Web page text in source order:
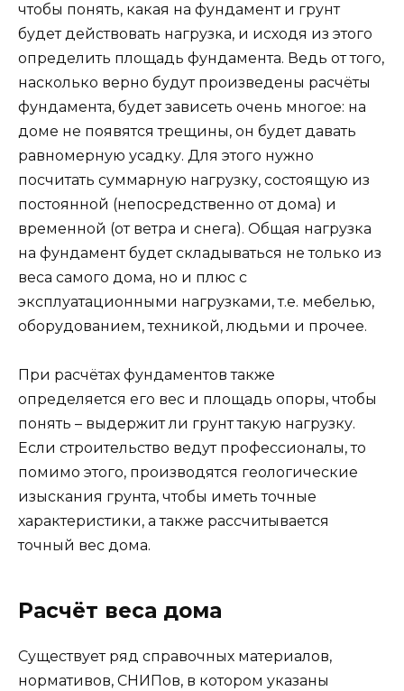
чтобы понять, какая на фундамент и грунт
будет действовать нагрузка, и исходя из этого
определить площадь фундамента. Ведь от того,
насколько верно будут произведены расчёты
фундамента, будет зависеть очень многое: на
доме не появятся трещины, он будет давать
равномерную усадку. Для этого нужно
посчитать суммарную нагрузку, состоящую из
постоянной (непосредственно от дома) и
временной (от ветра и снега). Общая нагрузка
на фундамент будет складываться не только из
веса самого дома, но и плюс с
эксплуатационными нагрузками, т.е. мебелью,
оборудованием, техникой, людьми и прочее.
При расчётах фундаментов также
определяется его вес и площадь опоры, чтобы
понять – выдержит ли грунт такую нагрузку.
Если строительство ведут профессионалы, то
помимо этого, производятся геологические
изыскания грунта, чтобы иметь точные
характеристики, а также рассчитывается
точный вес дома.
Расчёт веса дома
Существует ряд справочных материалов,
нормативов, СНИПов, в котором указаны